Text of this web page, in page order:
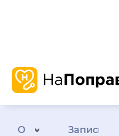
О
Запись